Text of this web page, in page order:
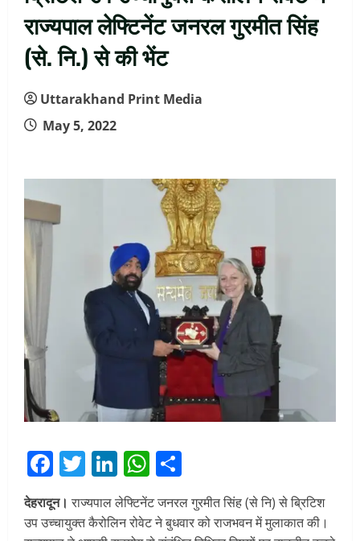
राज्यपाल लेफ्टिनेंट जनरल गुरमीत सिंह
(से. नि.) से की भेंट
Uttarakhand Print Media
May 5, 2022
Facebook
Twitter
LinkedIn
WhatsApp
देहरादून। राज्यपाल लेफ्टिनेंट जनरल गुरमीत सिंह (से नि) से ब्रिटिश
उप उच्चायुक्त कैरोलिन रोवेट ने बुधवार को राजभवन में मुलाकात की।